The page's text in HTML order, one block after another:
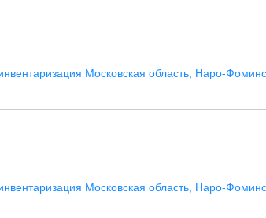
Московская область, Наро-
Московская область, Наро-